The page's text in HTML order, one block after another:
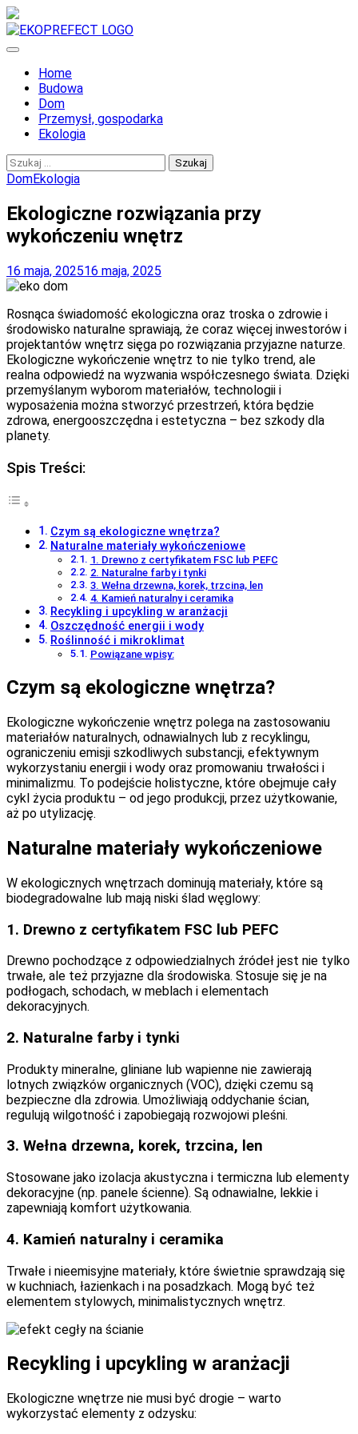
Skip
to
content
Home
Budowa
Dom
Przemysł, gospodarka
Ekologia
Szukaj:
DomEkologia
Ekologiczne rozwiązania przy
wykończeniu wnętrz
16 maja, 202516 maja, 2025
Rosnąca świadomość ekologiczna oraz troska o zdrowie i
środowisko naturalne sprawiają, że coraz więcej inwestorów i
projektantów wnętrz sięga po rozwiązania przyjazne naturze.
Ekologiczne wykończenie wnętrz to nie tylko trend, ale
realna odpowiedź na wyzwania współczesnego świata. Dzięki
przemyślanym wyborom materiałów, technologii i
wyposażenia można stworzyć przestrzeń, która będzie
zdrowa, energooszczędna i estetyczna – bez szkody dla
planety.
Spis Treści:
Czym są ekologiczne wnętrza?
Naturalne materiały wykończeniowe
1. Drewno z certyfikatem FSC lub PEFC
2. Naturalne farby i tynki
3. Wełna drzewna, korek, trzcina, len
4. Kamień naturalny i ceramika
Recykling i upcykling w aranżacji
Oszczędność energii i wody
Roślinność i mikroklimat
Powiązane wpisy:
Czym są ekologiczne wnętrza?
Ekologiczne wykończenie wnętrz polega na zastosowaniu
materiałów naturalnych, odnawialnych lub z recyklingu,
ograniczeniu emisji szkodliwych substancji, efektywnym
wykorzystaniu energii i wody oraz promowaniu trwałości i
minimalizmu. To podejście holistyczne, które obejmuje cały
cykl życia produktu – od jego produkcji, przez użytkowanie,
aż po utylizację.
Naturalne materiały wykończeniowe
W ekologicznych wnętrzach dominują materiały, które są
biodegradowalne lub mają niski ślad węglowy:
1. Drewno z certyfikatem FSC lub PEFC
Drewno pochodzące z odpowiedzialnych źródeł jest nie tylko
trwałe, ale też przyjazne dla środowiska. Stosuje się je na
podłogach, schodach, w meblach i elementach
dekoracyjnych.
2. Naturalne farby i tynki
Produkty mineralne, gliniane lub wapienne nie zawierają
lotnych związków organicznych (VOC), dzięki czemu są
bezpieczne dla zdrowia. Umożliwiają oddychanie ścian,
regulują wilgotność i zapobiegają rozwojowi pleśni.
3. Wełna drzewna, korek, trzcina, len
Stosowane jako izolacja akustyczna i termiczna lub elementy
dekoracyjne (np. panele ścienne). Są odnawialne, lekkie i
zapewniają komfort użytkowania.
4. Kamień naturalny i ceramika
Trwałe i nieemisyjne materiały, które świetnie sprawdzają się
w kuchniach, łazienkach i na posadzkach. Mogą być też
elementem stylowych, minimalistycznych wnętrz.
Recykling i upcykling w aranżacji
Ekologiczne wnętrze nie musi być drogie – warto
wykorzystać elementy z odzysku: